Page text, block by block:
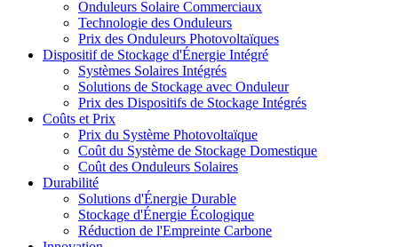
Onduleurs Solaire Commerciaux
Technologie des Onduleurs
Prix des Onduleurs Photovoltaïques
Dispositif de Stockage d'Énergie Intégré
Systèmes Solaires Intégrés
Solutions de Stockage avec Onduleur
Prix des Dispositifs de Stockage Intégrés
Coûts et Prix
Prix du Système Photovoltaïque
Coût du Système de Stockage Domestique
Coût des Onduleurs Solaires
Durabilité
Solutions d'Énergie Durable
Stockage d'Énergie Écologique
Réduction de l'Empreinte Carbone